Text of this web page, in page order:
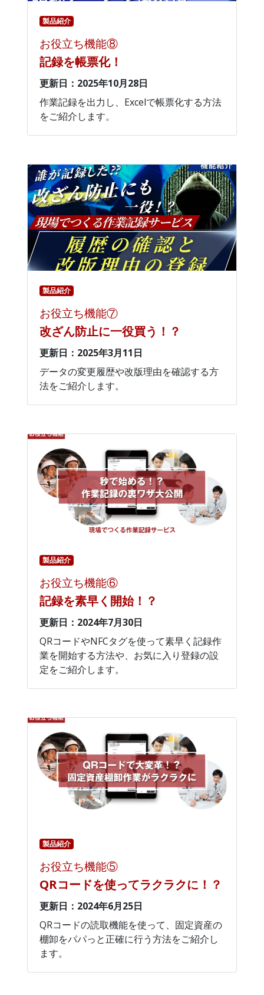
製品紹介
お役立ち機能⑧
記録を帳票化！
更新日：2025年10月28日
作業記録を出力し、Excelで帳票化する方法
をご紹介します。
製品紹介
お役立ち機能⑦
改ざん防止に一役買う！？
更新日：2025年3月11日
データの変更履歴や改版理由を確認する方
法をご紹介します。
製品紹介
お役立ち機能⑥
記録を素早く開始！？
更新日：2024年7月30日
QRコードやNFCタグを使って素早く記録作
業を開始する方法や、お気に入り登録の設
定をご紹介します。
製品紹介
お役立ち機能⑤
QRコードを使ってラクラクに！？
更新日：2024年6月25日
QRコードの読取機能を使って、固定資産の
棚卸をパパっと正確に行う方法をご紹介し
ます。